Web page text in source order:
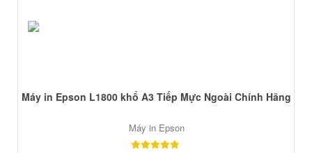
Máy in Epson L1800 khổ A3 Tiếp Mực Ngoài Chính Hãng
Máy in Epson